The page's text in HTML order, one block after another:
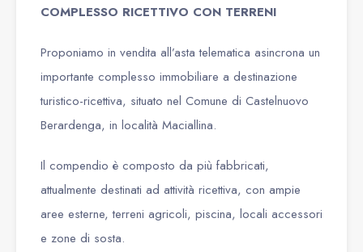
COMPLESSO RICETTIVO CON TERRENI
Proponiamo in vendita all’asta telematica asincrona un
importante complesso immobiliare a destinazione
turistico-ricettiva, situato nel Comune di Castelnuovo
Berardenga, in località Maciallina.
Il compendio è composto da più fabbricati,
attualmente destinati ad attività ricettiva, con ampie
aree esterne, terreni agricoli, piscina, locali accessori
e zone di sosta.